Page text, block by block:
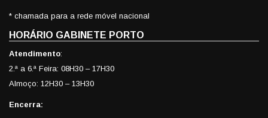
* chamada para a rede móvel nacional
HORÁRIO GABINETE PORTO
Atendimento:
2.ª a 6.ª Feira: 08H30 – 17H30
Almoço: 12H30 – 13H30
Encerra: